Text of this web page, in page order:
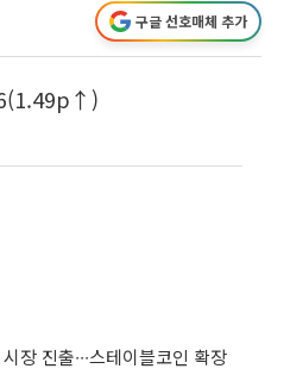
구글 선호매체 추가
장 진출∙∙∙스테이블코인 확장